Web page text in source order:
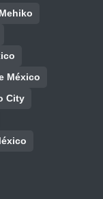
México
City